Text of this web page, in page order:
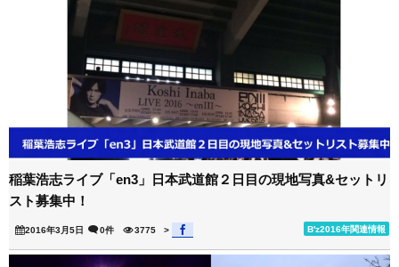
稲葉浩志ライブ「en3」日本武道館２日目の現地写真&セットリ
スト募集中！
2016年3月5日 B'z2016年関連情報
0件 3775 >